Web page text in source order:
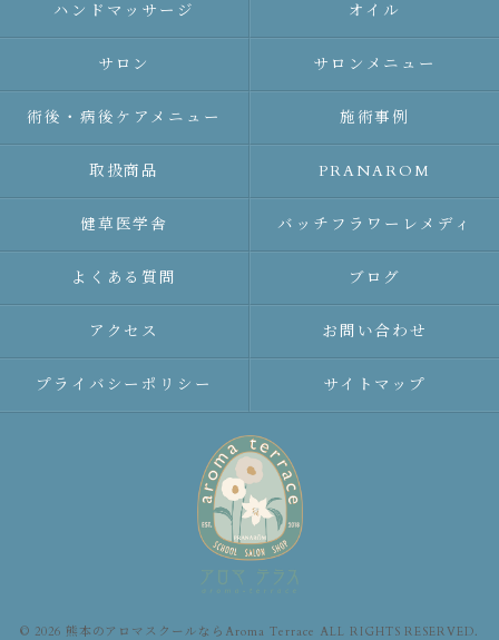
ハンドマッサージ オイル
サロン サロンメニュー
術後・病後ケアメニュー 施術事例
取扱商品 PRANAROM
健草医学舎 バッチフラワーレメディ
よくある質問 ブログ
アクセス お問い合わせ
プライバシーポリシー サイトマップ
© 2026 熊本のアロマスクールならAroma Terrace ALL RIGHTS RESERVED.